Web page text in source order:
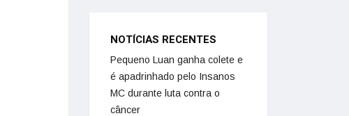
NOTÍCIAS RECENTES
Pequeno Luan ganha colete e
é apadrinhado pelo Insanos
MC durante luta contra o
câncer